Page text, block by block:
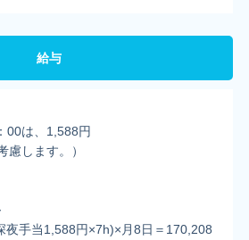
給与
00は、1,588円
慮します。）
夜手当1,588円×7h)×月8日＝170,208